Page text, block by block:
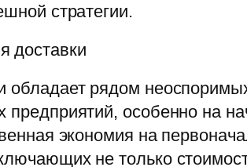
стратегии.
доставки
обладает рядом
особенно на
экономия на
не только